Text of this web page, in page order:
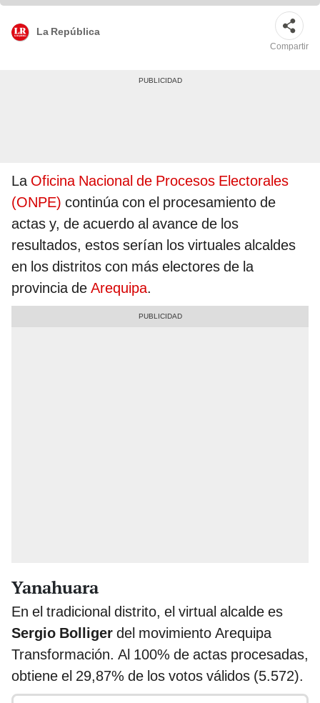
Yanahuara. Foto: composición LR/Facebook
La República
Compartir
La Oficina Nacional de Procesos Electorales
(ONPE) continúa con el procesamiento de
actas y, de acuerdo al avance de los
resultados, estos serían los virtuales alcaldes
en los distritos con más electores de la
provincia de Arequipa.
Yanahuara
En el tradicional distrito, el virtual alcalde es
Sergio Bolliger del movimiento Arequipa
Transformación. Al 100% de actas procesadas,
obtiene el 29,87% de los votos válidos (5.572).